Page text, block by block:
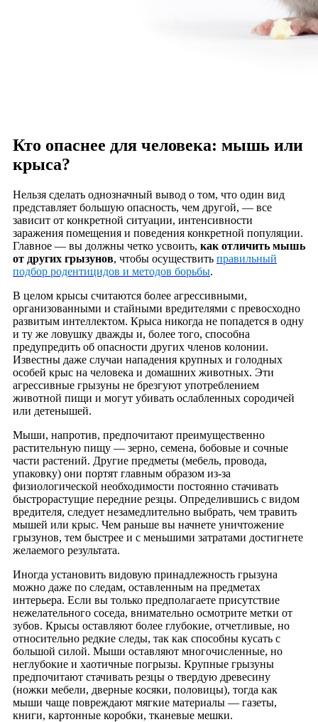
Кто опаснее для человека: мышь или
крыса?
Нельзя сделать однозначный вывод о том, что один вид
представляет большую опасность, чем другой, — все
зависит от конкретной ситуации, интенсивности
заражения помещения и поведения конкретной популяции.
Главное — вы должны четко усвоить, как отличить мышь
от других грызунов, чтобы осуществить правильный
подбор родентицидов и методов борьбы.
В целом крысы считаются более агрессивными,
организованными и стайными вредителями с превосходно
развитым интеллектом. Крыса никогда не попадется в одну
и ту же ловушку дважды и, более того, способна
предупредить об опасности других членов колонии.
Известны даже случаи нападения крупных и голодных
особей крыс на человека и домашних животных. Эти
агрессивные грызуны не брезгуют употреблением
животной пищи и могут убивать ослабленных сородичей
или детенышей.
Мыши, напротив, предпочитают преимущественно
растительную пищу — зерно, семена, бобовые и сочные
части растений. Другие предметы (мебель, провода,
упаковку) они портят главным образом из-за
физиологической необходимости постоянно стачивать
быстрорастущие передние резцы. Определившись с видом
вредителя, следует незамедлительно выбрать, чем травить
мышей или крыс. Чем раньше вы начнете уничтожение
грызунов, тем быстрее и с меньшими затратами достигнете
желаемого результата.
Иногда установить видовую принадлежность грызуна
можно даже по следам, оставленным на предметах
интерьера. Если вы только предполагаете присутствие
нежелательного соседа, внимательно осмотрите метки от
зубов. Крысы оставляют более глубокие, отчетливые, но
относительно редкие следы, так как способны кусать с
большой силой. Мыши оставляют многочисленные, но
неглубокие и хаотичные погрызы. Крупные грызуны
предпочитают стачивать резцы о твердую древесину
(ножки мебели, дверные косяки, половицы), тогда как
мыши чаще повреждают мягкие материалы — газеты,
книги, картонные коробки, тканевые мешки.